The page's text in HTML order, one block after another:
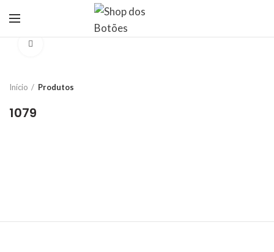
Início Produtos
1079